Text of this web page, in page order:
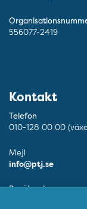
556077-2419
Kontakt
Telefon
010-128 00 00
Mejl
info@ptj.se
Besöksadress